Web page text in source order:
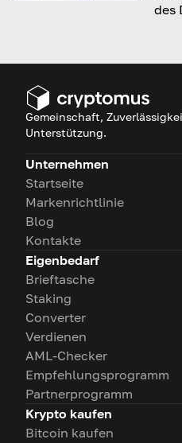
des
Gemeinschaft,
Unterstützung.
Unternehmen
Startseite
Markenrichtlinie
Blog
Kontakte
Eigenbedarf
Brieftasche
Staking
Converter
Verdienen
AML-Checker
Empfehlungsprogramm
Partnerprogramm
Krypto kaufen
Bitcoin kaufen